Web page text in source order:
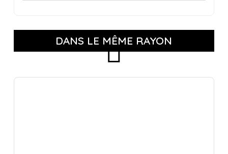
DANS LE MÊME RAYON